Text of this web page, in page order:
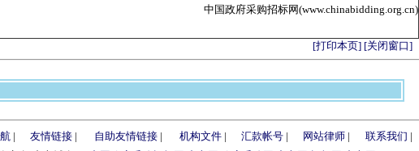
中国政府采购招标网(www.chinabidding.org.cn)
[打印本页] [关闭窗口]
| 友情链接 | 自助友情链接 | 机构文件 | 汇款帐号 | 网站律师 | 联系我们 |